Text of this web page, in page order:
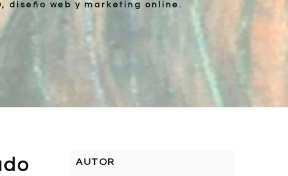
diseño web y marketing online.
AUTOR